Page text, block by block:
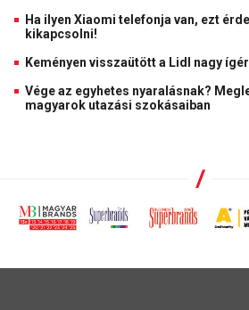
Ha ilyen Xiaomi telefonja van, ezt
kikapcsolni!
Keményen visszaütött a Lidl nagy
Vége az egyhetes nyaralásnak?
magyarok utazási szokásaiban